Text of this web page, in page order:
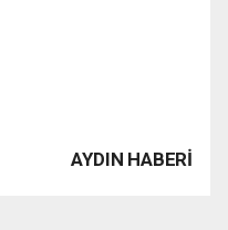
AYDIN HABERİ